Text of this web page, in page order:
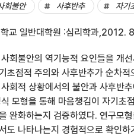
회불안 사후반추 자기
교 일반대학원 :심리학과,2012. 8
회불안의 역기능적 요인들을 개
초점적 주의와 사후반추가 순차
회적 상황에서의 불안과 사후반
모형을 통해 마음챙김이 자기초
완화하는지 검증하였다. 연구모
도 나타나는지 경험적으로 확인